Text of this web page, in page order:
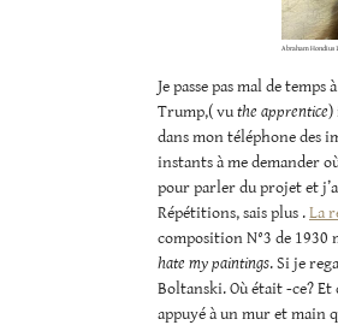
Abraham Hondius
Je passe pas mal de
Trump,( vuthe apprentice)
dans mon téléphone des
instants à me demander
pour parler du projet et
Répétitions, sais plus .La
composition N°3 de 1930
hate my paintings. Si je
Boltanski. Où était -ce? Et
appuyé à un mur et main